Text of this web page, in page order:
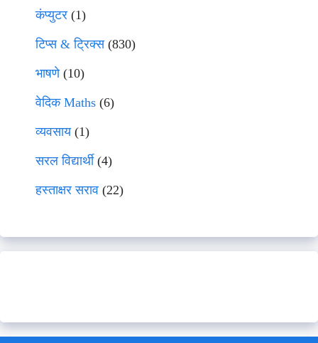
कंप्युटर (1)
टिप्स & ट्रिक्स(830)
भाषणे(10)
वेदिक Maths (6)
व्यवसाय(1)
सरल विद्यार्थी(4)
हस्ताक्षर सराव (22)